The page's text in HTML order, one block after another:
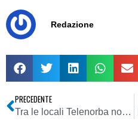
Redazione
PRECEDENTE
Tra le locali Telenorba non ha rivali